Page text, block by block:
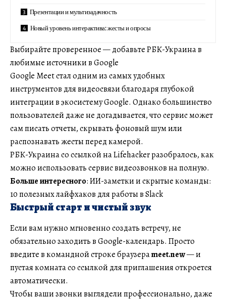
Презентации и мультизадачность
Новый уровень интерактива: жесты и опросы
Выбирайте проверенное — добавьте РБК-Украина в
любимые источники в Google
Google Meet стал одним из самых удобных
инструментов для видеосвязи благодаря глубокой
интеграции в экосистему Google. Однако большинство
пользователей даже не догадывается, что сервис может
сам писать отчеты, скрывать фоновый шум или
распознавать жесты перед камерой.
РБК-Украина со ссылкой на Lifehacker разобралось, как
можно использовать сервис видеозвонков на полную.
Больше интересного: ИИ-заметки и скрытые команды:
10 полезных лайфхаков для работы в Slack
Быстрый старт и чистый звук
Если вам нужно мгновенно создать встречу, не
обязательно заходить в Google-календарь. Просто
введите в командной строке браузераmeet.new— и
пустая комната со ссылкой для приглашения откроется
автоматически.
Чтобы ваши звонки выглядели профессионально, даже